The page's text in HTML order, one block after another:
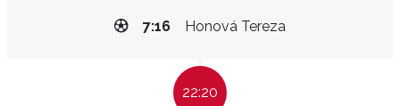
Honová Tereza
7:16
22:20